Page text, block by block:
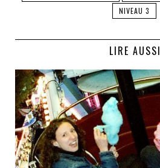
NIVEAU 3
LIRE AUSSI